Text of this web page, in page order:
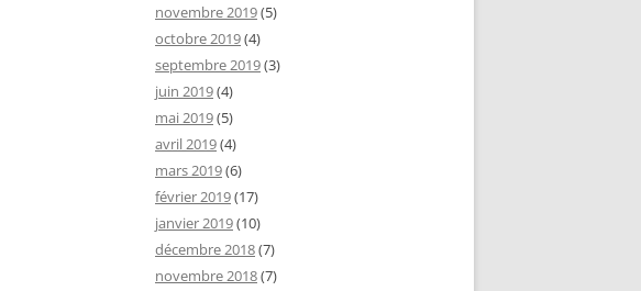
novembre 2019(5)
octobre 2019(4)
septembre 2019(3)
juin 2019(4)
mai 2019(5)
avril 2019(4)
mars 2019(6)
février 2019(17)
janvier 2019(10)
décembre 2018(7)
novembre 2018(7)